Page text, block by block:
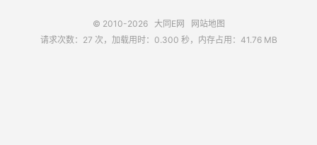
© 2010-2026 大同E网
网站地图
请求次数：27 次，加载用时：0.300 秒，内存占用：41.76 MB